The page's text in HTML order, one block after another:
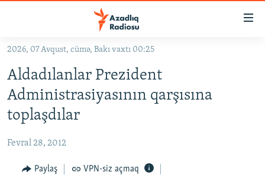
Əsas
qayıt
Əsas
naviqasiyaya
qayıt
KORRUPSIOMETR
#ƏSLINDƏ
FƏRQƏ BAX
QANUNI DOĞRU
2026, 07 Avqust, cümə, Bakı vaxtı 00:25
Aldadılanlar Prezident
Administrasiyasının qarşısına
toplaşdılar
Fevral 28, 2012
Paylaş VPN-siz açmaq